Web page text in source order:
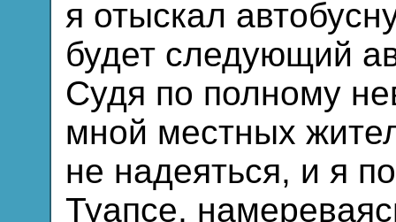
я отыскал
будет следующий
Судя по полному
мной местных
не надеяться, и я
Туапсе,